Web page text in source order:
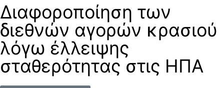
Διαφοροποίηση των
διεθνών αγορών κρασιού
λόγω έλλειψης
σταθερότητας στις ΗΠΑ